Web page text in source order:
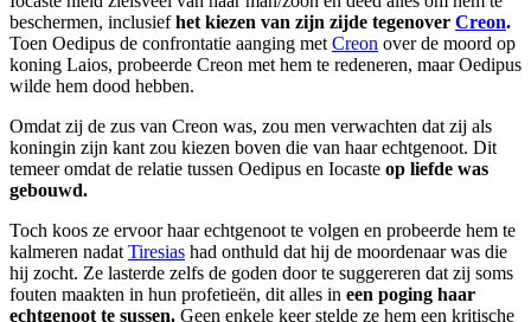
beschermen, inclusiefhet kiezen van zijn zijde tegenover Creon.
Toen Oedipus de confrontatie aanging met Creon over de moord op
koning Laios, probeerde Creon met hem te redeneren, maar Oedipus
wilde hem dood hebben.
Omdat zij de zus van Creon was, zou men verwachten dat zij als
koningin zijn kant zou kiezen boven die van haar echtgenoot. Dit
temeer omdat de relatie tussen Oedipus en Iocaste op liefde was
gebouwd.
Toch koos ze ervoor haar echtgenoot te volgen en probeerde hem te
kalmeren nadat Tiresias had onthuld dat hij de moordenaar was die
hij zocht. Ze lasterde zelfs de goden door te suggereren dat zij soms
fouten maakten in hun profetieën, dit alles in een poging haar
echtgenoot te sussen. Geen enkele keer stelde ze hem een kritische